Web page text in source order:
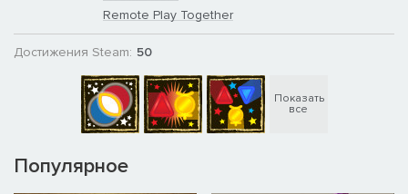
Remote Play Together
Достижения Steam: 50
Показать
все
Популярное